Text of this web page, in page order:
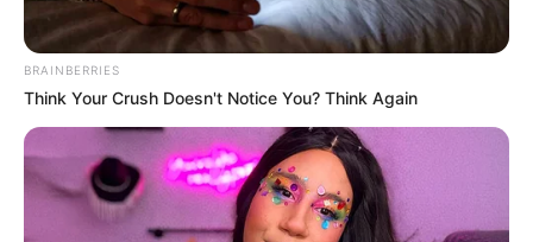
Υπουργείο Παιδείας: Η απόφαση για τις εξετάσεις στα Λύκεια
NT
Μαρίνα Βερούση
Δημοσίευση
14/06/2026, 12:34 · 12:34 ΜΜ
Τελευταία ενημέρωση
Ελλάδα
BRAINBERRIES
Think Your Crush Doesn't Notice You? Think Again